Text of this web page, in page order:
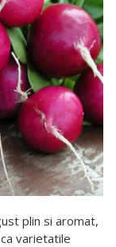
plin si aromat,
varietatile